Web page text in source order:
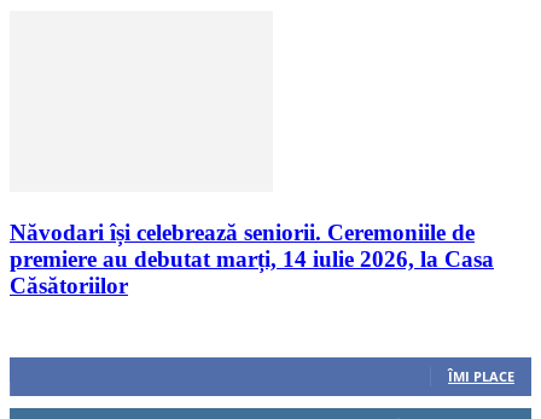
Năvodari își celebrează seniorii. Ceremoniile de
premiere au debutat marți, 14 iulie 2026, la Casa
Căsătoriilor
ÎMI PLACE